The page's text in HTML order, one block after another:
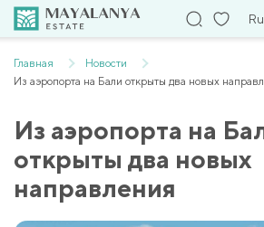
Ru
Главная
Новости
Из аэропорта на Бали открыты два новых
Из аэропорта на
открыты два новых
направления